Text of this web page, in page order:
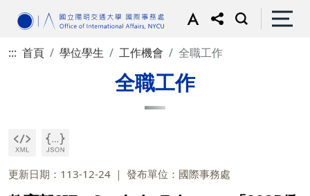
::: 首頁 學位學生 工作機會 全職工作
全職工作
更新日期：113-12-24 發布單位：國際事務處